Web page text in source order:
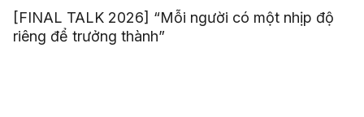
[FINAL TALK 2026] “Mỗi người có một nhịp độ
riêng để trưởng thành”